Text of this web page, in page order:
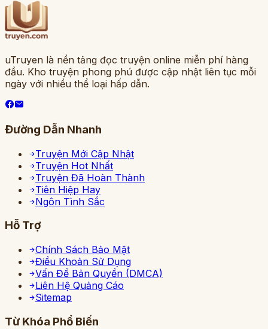
uTruyen là nền tảng đọc truyện online miễn phí hàng
đầu. Kho truyện phong phú được cập nhật liên tục mỗi
ngày với nhiều thể loại hấp dẫn.
Đường Dẫn Nhanh
Truyện Mới Cập Nhật
Truyện Hot Nhất
Truyện Đã Hoàn Thành
Tiên Hiệp Hay
Ngôn Tình Sắc
Hỗ Trợ
Chính Sách Bảo Mật
Điều Khoản Sử Dụng
Vấn Đề Bản Quyền (DMCA)
Liên Hệ Quảng Cáo
Sitemap
Từ Khóa Phổ Biến